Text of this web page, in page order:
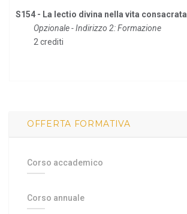
S154 - La lectio divina nella vita consacrata
Opzionale - Indirizzo 2: Formazione
2 crediti
OFFERTA FORMATIVA
Corso accademico
Corso annuale